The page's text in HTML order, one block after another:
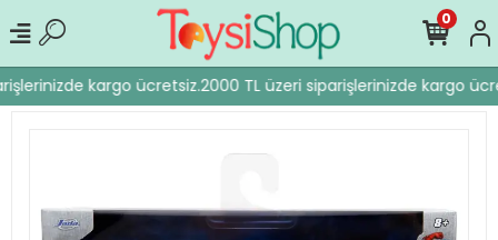
kargo ücretsiz.2000 TL üzeri siparişlerinizde kargo
0